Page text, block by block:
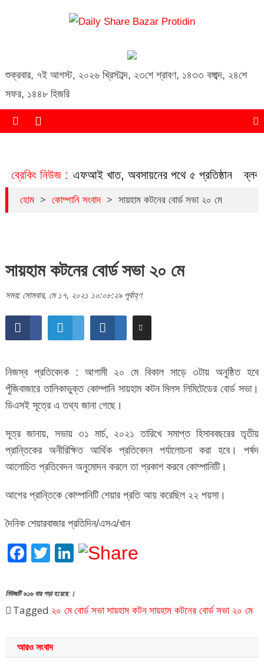
শুক্রবার, ৭ই আগস্ট, ২০২৬ খ্রিস্টাব্দ, ২৩শে শ্রাবণ, ১৪৩৩ বঙ্গাব্দ, ২৪শে
সফর, ১৪৪৮ হিজরি
ব্রেকিং নিউজ :
হচ্ছে এনবিএফআই খাত, অবসায়নের পথে ৫ প্রতিষ্ঠান ব্লক
হোম > কোম্পানি সংবাদ > সায়হাম কটনের বোর্ড সভা ২০ মে
সায়হাম কটনের বোর্ড সভা ২০ মে
সময়: সোমবার, মে ১৭, ২০২১ ১০:০৮:২৯ পূর্বাহ্ণ
নিজস্ব প্রতিবেদক : আগামী ২০ মে বিকাল সাড়ে ৩টায় অনুষ্ঠিত হবে
পুঁজিবাজারে তালিকাভুক্ত কোম্পানি সায়হাম কটন মিলস লিমিটেডের বোর্ড সভা।
ডিএসই সূত্রে এ তথ্য জানা গেছে।
সূত্র জানায়, সভায় ৩১ মার্চ, ২০২১ তারিখে সমাপ্ত হিসাববছরের তৃতীয়
প্রান্তিকের অনীরিক্ষিত আর্থিক প্রতিবেদন পর্যালোচনা করা হবে। পর্ষদ
আলোচিত প্রতিবেদন অনুমোদন করলে তা প্রকাশ করবে কোম্পানিটি।
আগের প্রান্তিকে কোম্পানিটি শেয়ার প্রতি আয় করেছিল ২২ পয়সা।
দৈনিক শেয়ারবাজার প্রতিদিন/এসএ/খান
Facebook
Twitter
LinkedIn
নিউজটি ৬১৬ বার পড়া হয়েছে ।
Tagged ২০ মে বোর্ড সভা সায়হাম কটন সায়হাম কটনের বোর্ড সভা ২০ মে
আরও সংবাদ